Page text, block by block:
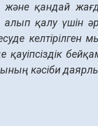
және қандай
қалу үшін
кәсіби